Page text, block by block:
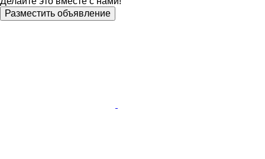
Разместить объявление